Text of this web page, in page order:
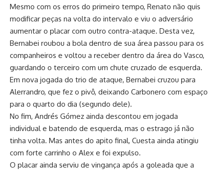
Mesmo com os erros do primeiro tempo, Renato não quis
modificar peças na volta do intervalo e viu o adversário
aumentar o placar com outro contra-ataque. Desta vez,
Bernabei roubou a bola dentro de sua área passou para os
companheiros e voltou a receber dentro da área do Vasco,
guardando o terceiro com um chute cruzado de esquerda.
Em nova jogada do trio de ataque, Bernabei cruzou para
Alerrandro, que fez o pivô, deixando Carbonero com espaço
para o quarto do dia (segundo dele).
No fim, Andrés Gómez ainda descontou em jogada
individual e batendo de esquerda, mas o estrago já não
tinha volta. Mas antes do apito final, Cuesta ainda atingiu
com forte carrinho o Alex e foi expulso.
O placar ainda serviu de vingança após a goleada que a